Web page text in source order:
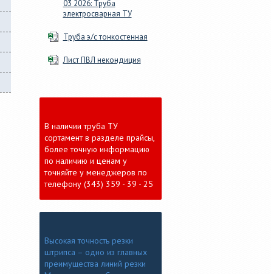
03 2026: Труба
электросварная ТУ
Труба э/с тонкостенная
Лист ПВЛ некондиция
В наличии труба ТУ
сортамент в разделе прайсы,
более точную информацию
по наличию и ценам у
точняйте у менеджеров по
телефону (343) 359 - 39 - 25
Высокая точность резки
штрипса – одно из главных
преимущества линий резки